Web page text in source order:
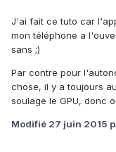
J'ai fait ce tuto car
mon téléphone a
sans ;)
Par contre pour
chose, il y a toujours
soulage le GPU, donc
Modifié 27 juin 2015